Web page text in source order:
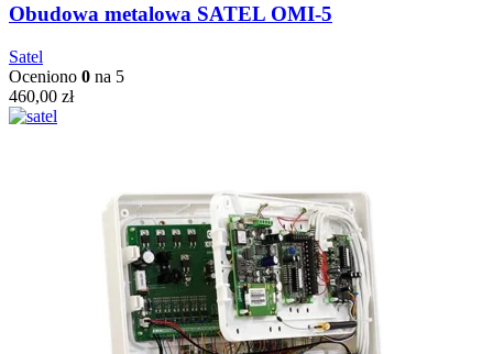
Obudowa metalowa SATEL OMI-5
Satel
Oceniono 0 na 5
460,00 zł